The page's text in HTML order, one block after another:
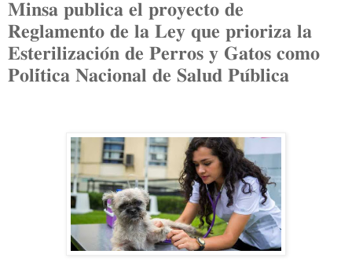
𝐌𝐢𝐧𝐬𝐚 𝐩𝐮𝐛𝐥𝐢𝐜𝐚 𝐞𝐥 𝐩𝐫𝐨𝐲𝐞𝐜𝐭𝐨 𝐝𝐞
𝐑𝐞𝐠𝐥𝐚𝐦𝐞𝐧𝐭𝐨 𝐝𝐞 𝐥𝐚 𝐋𝐞𝐲 𝐪𝐮𝐞 𝐩𝐫𝐢𝐨𝐫𝐢𝐳𝐚 𝐥𝐚
𝐄𝐬𝐭𝐞𝐫𝐢𝐥𝐢𝐳𝐚𝐜𝐢𝐨́𝐧 𝐝𝐞 𝐏𝐞𝐫𝐫𝐨𝐬 𝐲 𝐆𝐚𝐭𝐨𝐬 𝐜𝐨𝐦𝐨
𝐏𝐨𝐥𝐢́𝐭𝐢𝐜𝐚 𝐍𝐚𝐜𝐢𝐨𝐧𝐚𝐥 𝐝𝐞 𝐒𝐚𝐥𝐮𝐝 𝐏𝐮́𝐛𝐥𝐢𝐜𝐚